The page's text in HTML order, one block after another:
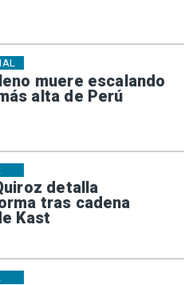
muere escalando
alta de Perú
detalla
tras cadena
Kast